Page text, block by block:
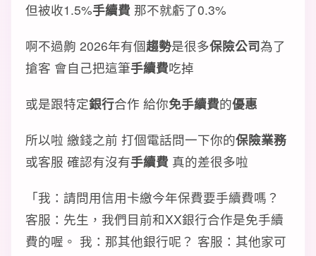
但被收1.5%手續費 那不就虧了0.3%
啊不過齁 2026年有個趨勢是很多保險公司為了
搶客 會自己把這筆手續費吃掉
或是跟特定銀行合作 給你免手續費的優惠
所以啦 繳錢之前 打個電話問一下你的保險業務
或客服 確認有沒有手續費 真的差很多啦
「我：請問用信用卡繳今年保費要手續費嗎？
客服：先生，我們目前和XX銀行合作是免手續
費的喔。 我：那其他銀行呢？ 客服：其他家可